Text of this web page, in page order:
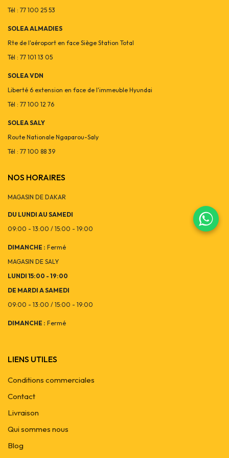
Tél : 77 100 25 53
SOLEA ALMADIES
Rte de l'aéroport en face Siège Station Total
Tél : 77 101 13 05
SOLEA VDN
Liberté 6 extension en face de l'immeuble Hyundai
Tél : 77 100 12 76
SOLEA SALY
Route Nationale Ngaparou-Saly
Tél : 77 100 88 39
NOS HORAIRES
MAGASIN DE DAKAR
DU LUNDI AU SAMEDI
09:00 - 13:00 / 15:00 - 19:00
DIMANCHE : Fermé
MAGASIN DE SALY
LUNDI 15:00 - 19:00
DE MARDI A SAMEDI
09:00 - 13:00 / 15:00 - 19:00
DIMANCHE : Fermé
LIENS UTILES
Conditions commerciales
Contact
Livraison
Qui sommes nous
Blog